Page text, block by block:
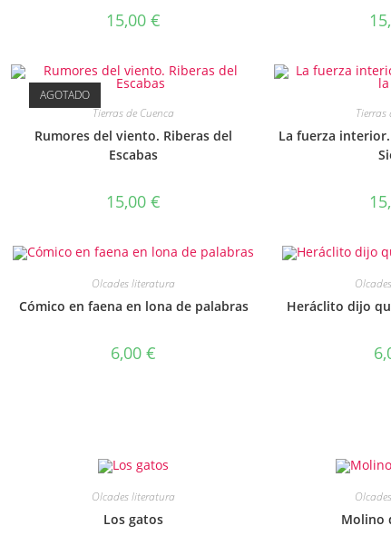
15,00 €
AGOTADO
Tierras de Cuenca
Rumores del viento. Riberas del
Escabas
15,00 €
Tierras
La fuerza
Olcades literatura
Cómico en faena en lona de palabras
6,00 €
Heráclito dijo
Olcades literatura
Los gatos Molino